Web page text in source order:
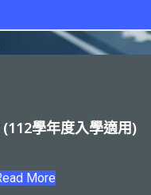
學年度入學適用)
More